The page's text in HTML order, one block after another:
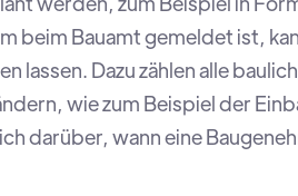
beim Bauamt gemeldet ist,
Dazu zählen alle
wie zum Beispiel der
darüber, wann eine